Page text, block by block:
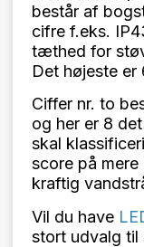
består af
cifre f.eks.
tæthed for
Det højeste
Ciffer nr. to
og her er 8
skal
score på
kraftig
Vil du have
stort udvalg til